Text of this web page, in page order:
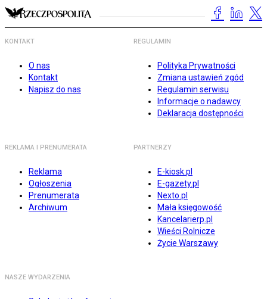
KONTAKT
O nas
Kontakt
Napisz do nas
REGULAMIN
Polityka Prywatności
Zmiana ustawień zgód
Regulamin serwisu
Informacje o nadawcy
Deklaracja dostępności
REKLAMA I PRENUMERATA
Reklama
Ogłoszenia
Prenumerata
Archiwum
PARTNERZY
E-kiosk.pl
E-gazety.pl
Nexto.pl
Mała księgowość
Kancelarierp.pl
Wieści Rolnicze
Życie Warszawy
NASZE WYDARZENIA